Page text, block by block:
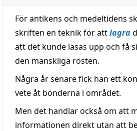
För antikens och medeltidens
skriften en teknik för attlagra
att det kunde läsas upp och få
den mänskliga rösten.
Några år senare fick han ett
vete åt bönderna i området.
Men det handlar också om att
informationen direkt utan att